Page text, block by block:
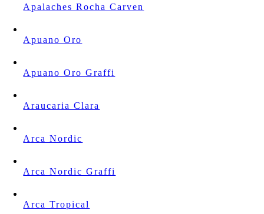
Apalaches Rocha Carven
Apuano Oro
Apuano Oro Graffi
Araucaria Clara
Arca Nordic
Arca Nordic Graffi
Arca Tropical